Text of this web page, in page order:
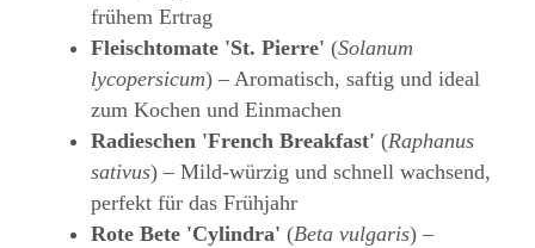
frühem Ertrag
Fleischtomate 'St. Pierre' (Solanum
lycopersicum) – Aromatisch, saftig und ideal
zum Kochen und Einmachen
Radieschen 'French Breakfast' (Raphanus
sativus) – Mild-würzig und schnell wachsend,
perfekt für das Frühjahr
Rote Bete 'Cylindra' (Beta vulgaris) –